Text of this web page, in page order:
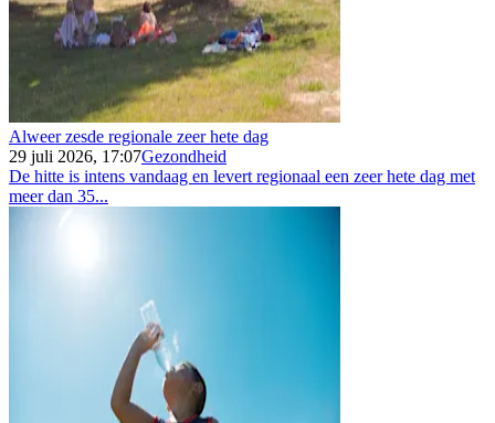
Alweer zesde regionale zeer hete dag
29 juli 2026, 17:07Gezondheid
De hitte is intens vandaag en levert regionaal een zeer hete dag met
meer dan 35...